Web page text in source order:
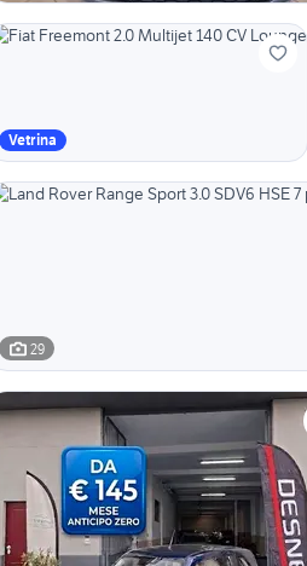
Vetrina
29